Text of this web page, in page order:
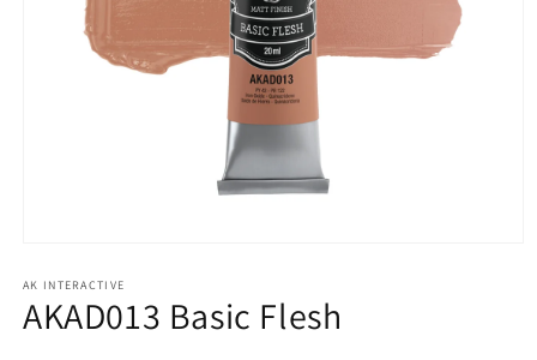
multimediali
1
in
AK INTERACTIVE
AKAD013 Basic Flesh